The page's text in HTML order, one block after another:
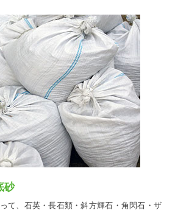
砂
て、石英・長石類・斜方輝石・角閃石・ザ